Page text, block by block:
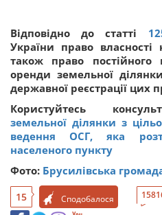
Відповідно до статті
України право
також право постійного
оренди земельної
державної реєстрації цих
Користуйтесь
земельної ділянки з
ведення ОСГ, яка
населеного пункту
Фото: Брусилівська
15 Сподобалося